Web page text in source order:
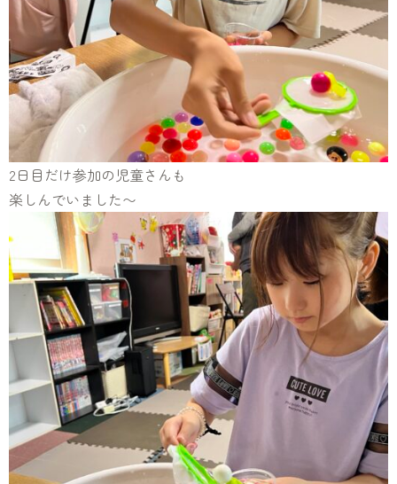
2日目だけ参加の児童さんも
楽しんでいました〜